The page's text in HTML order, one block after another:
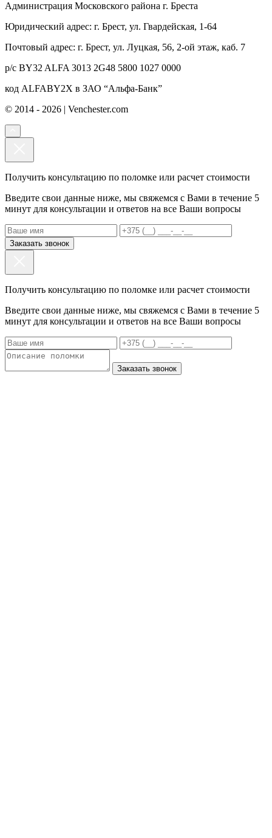
Администрация Московского района г. Бреста
Юридический адрес: г. Брест, ул. Гвардейская, 1-64
Почтовый адрес: г. Брест, ул. Луцкая, 56, 2-ой этаж, каб. 7
р/с BY32 ALFA 3013 2G48 5800 1027 0000
код ALFABY2X в ЗАО “Альфа-Банк”
© 2014 - 2026 | Venchester.com
Получить консультацию по поломке или расчет стоимости
Введите свои данные ниже, мы свяжемся с Вами в течение 5
минут для консультации и ответов на все Ваши вопросы
Заказать звонок
Получить консультацию по поломке или расчет стоимости
Введите свои данные ниже, мы свяжемся с Вами в течение 5
минут для консультации и ответов на все Ваши вопросы
Заказать звонок